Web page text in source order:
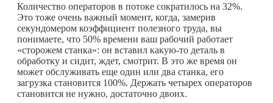
Количество операторов в потоке сократилось на 32%.
Это тоже очень важный момент, когда, замерив
секундомером коэффициент полезного труда, вы
понимаете, что 50% времени ваш рабочий работает
«сторожем станка»: он вставил какую-то деталь в
обработку и сидит, ждет, смотрит. В это же время он
может обслуживать еще один или два станка, его
загрузка становится 100%. Держать четырех операторов
становится не нужно, достаточно двоих.